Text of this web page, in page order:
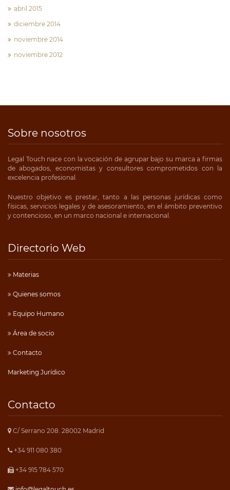
abril 2015
diciembre 2014
noviembre 2014
noviembre 2012
Sobre nosotros
Legal Touch nace con la vocación de agrupar bajo su marca a firmas
de abogados, economistas y consultores comprometidos con la
excelencia profesional.
Nuestro objetivo es prestar, tanto a las personas jurídicas como
físicas, servicios legales y de asesoramiento, en el ámbito preventivo
y contencioso, en un marco nacional e internacional.
Directorio Web
Materias
Quienes somos
Equipo Humano
Área de socio
Contacto
Marketing Jurídico
Contacto
C/ Serrano 208. 28002 Madrid
+34 911 080 380
+34 915 784 570